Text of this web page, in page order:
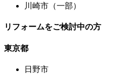
川崎市（一部）
リフォームをご検討中の方
東京都
日野市